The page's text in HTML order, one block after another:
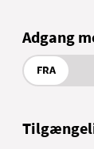
Adgang
FRA